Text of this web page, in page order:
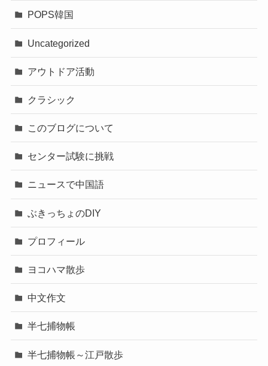
POPS韓国
Uncategorized
アウトドア活動
クラシック
このブログについて
センター試験に挑戦
ニュースで中国語
ぶきっちょのDIY
プロフィール
ヨコハマ散歩
中文作文
半七捕物帳
半七捕物帳～江戸散歩